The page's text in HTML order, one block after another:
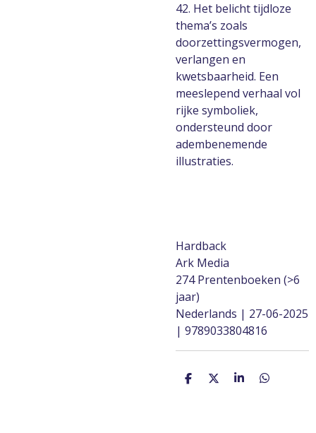
42. Het belicht tijdloze
thema’s zoals
doorzettingsvermogen,
verlangen en
kwetsbaarheid. Een
meeslepend verhaal vol
rijke symboliek,
ondersteund door
adembenemende
illustraties.
Hardback
Ark Media
274 Prentenboeken (>6
jaar)
Nederlands | 27-06-2025
| 9789033804816
D
D
S
D